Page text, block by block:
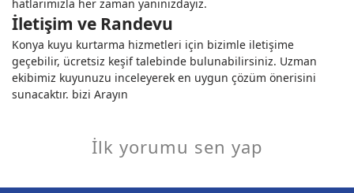
hatlarımızla her zaman yanınızdayız.
İletişim ve Randevu
Konya kuyu kurtarma hizmetleri için bizimle iletişime
geçebilir, ücretsiz keşif talebinde bulunabilirsiniz. Uzman
ekibimiz kuyunuzu inceleyerek en uygun çözüm önerisini
sunacaktır. bizi Arayın
İlk yorumu sen yap